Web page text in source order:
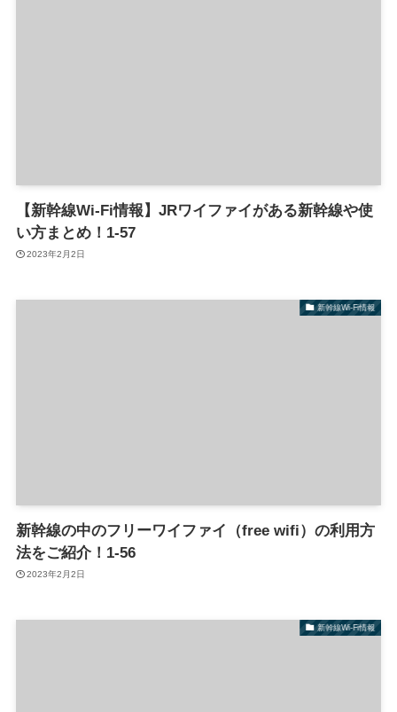
【新幹線Wi-Fi情報】JRワイファイがある新幹線や使
い方まとめ！1-57
2023年2月2日
新幹線Wi-Fi情報
新幹線の中のフリーワイファイ（free wifi）の利用方
法をご紹介！1-56
2023年2月2日
新幹線Wi-Fi情報